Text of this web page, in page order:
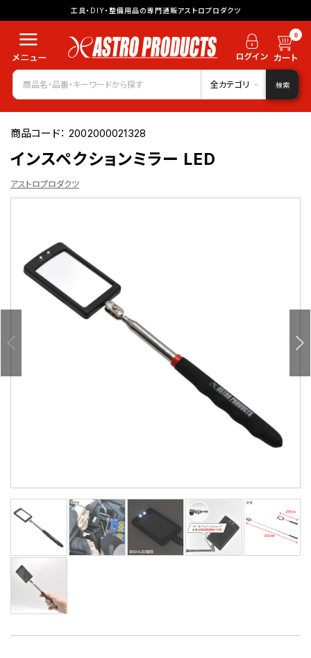
工具・DIY・整備用品の専門通販アストロプロダクツ
0
全カテゴリ 検索
商品コード：2002000021328
インスペクションミラー LED
アストロプロダクツ